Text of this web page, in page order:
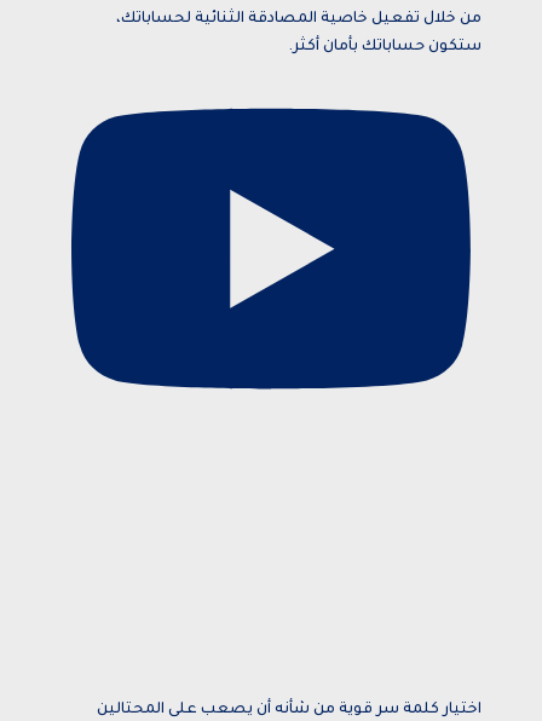
من خلال تفعيل خاصية المصادقة الثنائية لحساباتك،
ستكون حساباتك بأمان أكثر.
اختيار كلمة سر قوية من شأنه أن يصعب على المحتالين